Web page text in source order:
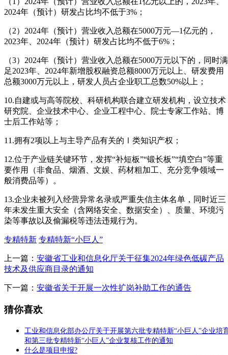
2024年（预计）研发占比均不低于3%；
（2）2024年（预计）营业收入总额在5000万元—1亿元的，
2023年、2024年（预计）研发占比均不低于6%；
（3）2024年（预计）营业收入总额在5000万元以下的，同时满
足2023年、2024年新增股权融资总额8000万元以上、研发费用
总额3000万元以上，研发人员占企业职工总数50%以上；
10.自建或与高等院校、科研机构联合建立研发机构，设立技术
研究院、企业技术中心、企业工程中心、院士专家工作站、博
士后工作站等；
11.拥有2项以上与主导产品有关的Ⅰ类知识产权；
12.位于产业链关键环节，发挥“补短板”“锻长板”“填空白”等重
要作用（非食品、烟酒、文娱、药材粗加工、充分竞争领域一
般消费品等）。
13.企业未被列入经营异常名录或严重失信主体名单，同时近三
年未发生重大安全（含网络安全、数据安全）、质量、环境污
染等事故以及偷漏税等违法违规行为。
专精特新 专精特新“小巨人”
上一篇： 安徽省工业和信息化厅关于征集2024年绿色低碳产品
技术及供应商目录的通知
下一篇： 安徽省关于开展一次性扩岗补助工作的通告
猜你喜欢
工业和信息化部办公厅关于开展第六批专精特新“小巨人”企业培
和第三批专精特新“小巨人”企业复核工作的通知
什么是项目申报?